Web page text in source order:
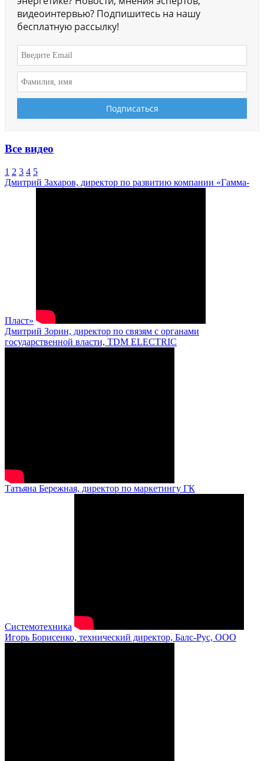
видеоинтервью? Подпишитесь на нашу
бесплатную рассылку!
Все видео
1 2 3 4 5
Дмитрий Захаров, директор по развитию компании «Гамма-
Пласт»
Дмитрий Зорин, директор по связям с органами
государственной власти, TDM ELECTRIC
Татьяна Бережная, директор по маркетингу ГК
Системотехника
Игорь Борисенко, технический директор, Балс-Рус, ООО